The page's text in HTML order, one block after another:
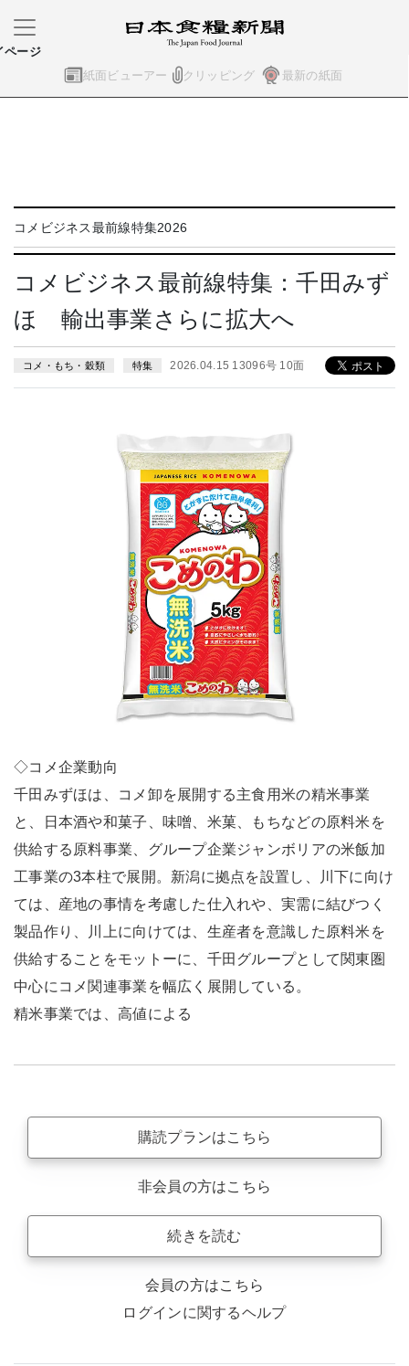
紙面ビューアー クリッピング 最新の紙面
ページ
コメビジネス最前線特集2026
コメビジネス最前線特集：千田みず
ほ 輸出事業さらに拡大へ
コメ・もち・穀類 特集 2026.04.15 13096号 10面
◇コメ企業動向
千田みずほは、コメ卸を展開する主食用米の精米事業
と、日本酒や和菓子、味噌、米菓、もちなどの原料米を
供給する原料事業、グループ企業ジャンボリアの米飯加
工事業の3本柱で展開。新潟に拠点を設置し、川下に向け
ては、産地の事情を考慮した仕入れや、実需に結びつく
製品作り、川上に向けては、生産者を意識した原料米を
供給することをモットーに、千田グループとして関東圏
中心にコメ関連事業を幅広く展開している。
精米事業では、高値による
購読プランはこちら
非会員の方はこちら
続きを読む
会員の方はこちら
ログインに関するヘルプ